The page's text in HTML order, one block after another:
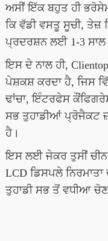
ਅਸੀਂ ਇੱਕ ਬਹੁਤ ਹੀ
ਕਿ ਵੱਡੀ ਵਸਤੂ ਸੂਚੀ, ਤੇਜ਼
ਪ੍ਰਦਰਸ਼ਨ ਲਈ 1-3 ਸਾਲ
ਇਸ ਦੇ ਨਾਲ ਹੀ,
ਪੇਸ਼ਕਸ਼ ਕਰਦਾ ਹੈ, ਜਿਸ
ਢਾਂਚਾ, ਇੰਟਰਫੇਸ
ਸਭ ਤੁਹਾਡੀਆਂ ਪ੍ਰੋਜੈਕਟ
ਹੈ।
ਇਸ ਲਈ ਜੇਕਰ ਤੁਸੀਂ
LCD ਡਿਸਪਲੇ ਨਿਰਮਾਤਾ
ਤੁਹਾਡੀ ਸਭ ਤੋਂ ਵਧੀਆ